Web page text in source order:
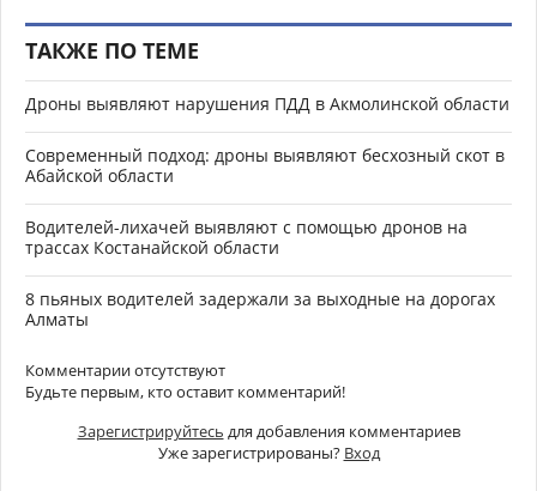
ТАКЖЕ ПО ТЕМЕ
Дроны выявляют нарушения ПДД в Акмолинской области
Современный подход: дроны выявляют бесхозный скот в
Абайской области
Водителей-лихачей выявляют с помощью дронов на
трассах Костанайской области
8 пьяных водителей задержали за выходные на дорогах
Алматы
Комментарии отсутствуют
Будьте первым, кто оставит комментарий!
Зарегистрируйтесь для добавления комментариев
Уже зарегистрированы? Вход